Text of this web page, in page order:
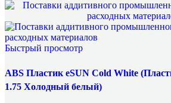
Быстрый просмотр
ABS Пластик eSUN Cold White
1.75 Холодный белый)